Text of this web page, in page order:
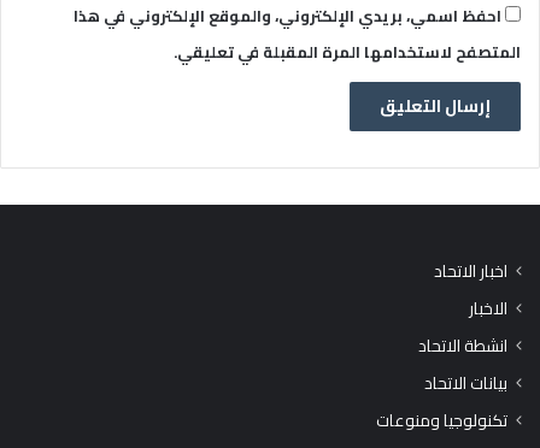
احفظ اسمي، بريدي الإلكتروني، والموقع الإلكتروني في هذا
المتصفح لاستخدامها المرة المقبلة في تعليقي.
اخبار الاتحاد
الاخبار
انشطة الاتحاد
بيانات الاتحاد
تكنولوجيا ومنوعات